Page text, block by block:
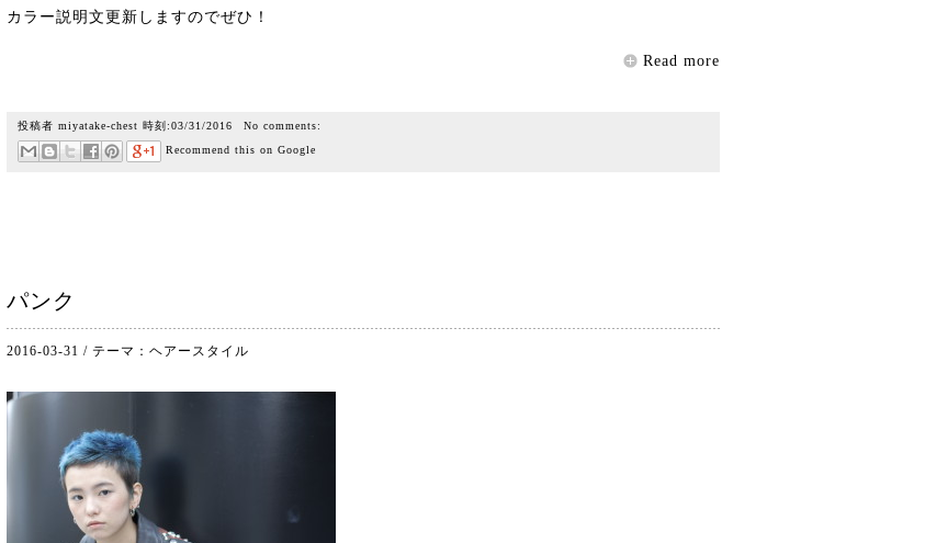
カラー説明文更新しますのでぜひ！
Read more
投稿者 miyatake-chest 時刻:03/31/2016 No comments:
Recommend this on Google
パンク
2016-03-31 / テーマ： ヘアースタイル